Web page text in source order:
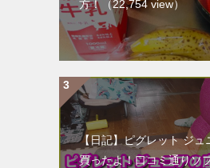
方！
（22,754 view）
【日記】ピグレット ジュ
買ったよ！口コミ通りソ